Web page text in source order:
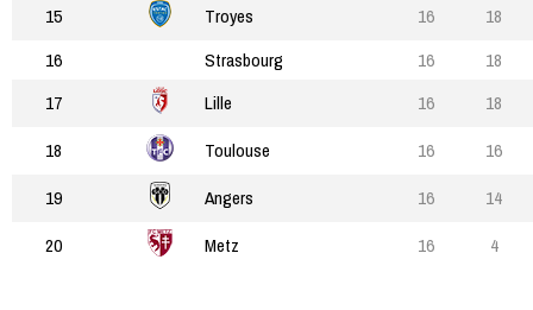
15
Troyes 16
18
16
Strasbourg 16
18
17
Lille 16
18
18
Toulouse 16
16
19
Angers 16
14
20
Metz 16 4